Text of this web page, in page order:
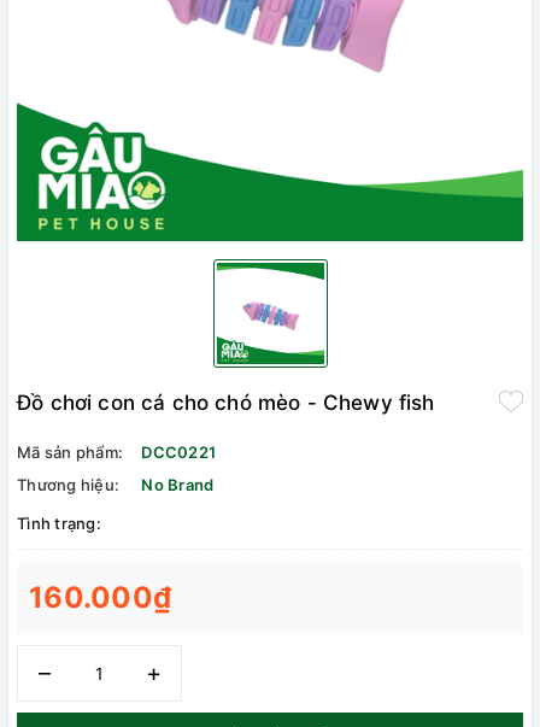
Đồ chơi con cá cho chó mèo - Chewy fish
Mã sản phẩm:
DCC0221
Thương hiệu:
No Brand
Tình trạng:
160.000₫
– +